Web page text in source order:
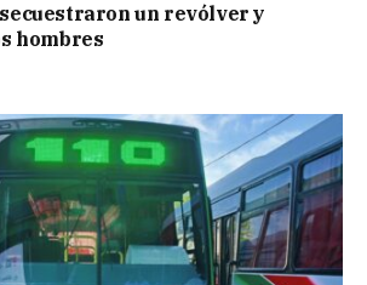
un revólver y
hombres